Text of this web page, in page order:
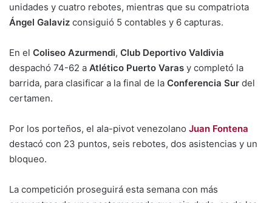
unidades y cuatro rebotes, mientras que su compatriota
Ángel Galaviz consiguió 5 contables y 6 capturas.
En el Coliseo Azurmendi, Club Deportivo Valdivia
despachó 74-62 a Atlético Puerto Varas y completó la
barrida, para clasificar a la final de la Conferencia Sur del
certamen.
Por los porteños, el ala-pivot venezolano Juan Fontena
destacó con 23 puntos, seis rebotes, dos asistencias y un
bloqueo.
La competición proseguirá esta semana con más